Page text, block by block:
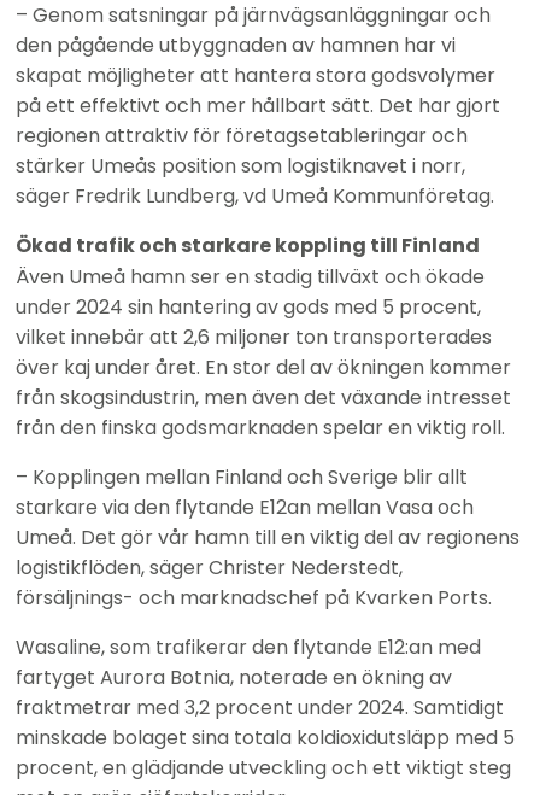
– Genom satsningar på järnvägsanläggningar och
den pågående utbyggnaden av hamnen har vi
skapat möjligheter att hantera stora godsvolymer
på ett effektivt och mer hållbart sätt. Det har gjort
regionen attraktiv för företagsetableringar och
stärker Umeås position som logistiknavet i norr,
säger Fredrik Lundberg, vd Umeå Kommunföretag.
Ökad trafik och starkare koppling till Finland
Även Umeå hamn ser en stadig tillväxt och ökade
under 2024 sin hantering av gods med 5 procent,
vilket innebär att 2,6 miljoner ton transporterades
över kaj under året. En stor del av ökningen kommer
från skogsindustrin, men även det växande intresset
från den finska godsmarknaden spelar en viktig roll.
– Kopplingen mellan Finland och Sverige blir allt
starkare via den flytande E12an mellan Vasa och
Umeå. Det gör vår hamn till en viktig del av regionens
logistikflöden, säger Christer Nederstedt,
försäljnings- och marknadschef på Kvarken Ports.
Wasaline, som trafikerar den flytande E12:an med
fartyget Aurora Botnia, noterade en ökning av
fraktmetrar med 3,2 procent under 2024. Samtidigt
minskade bolaget sina totala koldioxidutsläpp med 5
procent, en glädjande utveckling och ett viktigt steg